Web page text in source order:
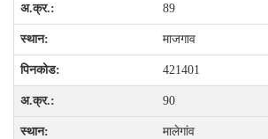
89
माजगाव
421401
90
मालेगांव